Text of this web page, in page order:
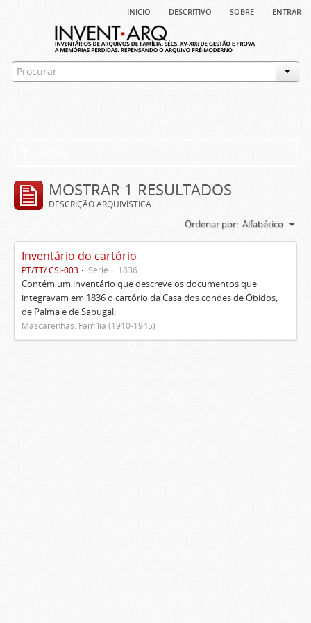
início descritivo sobre entrar
MOSTRAR 1 RESULTADOS
DESCRIÇÃO ARQUIVÍSTICA
Ordenar por: Alfabético
Inventário do cartório
PT/TT/ CSI-003 Série 1836
Contém um inventário que descreve os documentos que
integravam em 1836 o cartório da Casa dos condes de Óbidos,
de Palma e de Sabugal.
Mascarenhas. Família (1910-1945)